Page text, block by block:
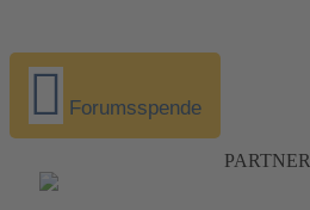
Forumsspende
PARTNER